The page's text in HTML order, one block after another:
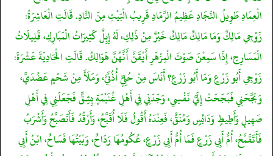
الْعِمَادِ طَوِيلُ النِّجَادِ عَظِيمُ الرَّمَادِ قَرِيبُ الْبَيْتِ مِنَ النَّادِ. قَالَتِ الْعَاشِرَةُ:
زَوْجِي مَالِكٌ وَمَا مَالِكٌ مَالِكٌ خَيْرٌ مِنْ ذَلِكِ، لَهُ إِبِلٌ كَثِيرَاتُ الْمَبَارِكِ، قَلِيلَاتُ
الْمَسَارِحِ، إِذَا سَمِعْنَ صَوْتَ الْمِزْهَرِ أَيْقَنَّ أَنَّهُنَّ هَوَالِكُ. قَالَتِ الْحَادِيَةَ عَشْرَةَ:
زَوْجِي أَبُو زَرْعٍ وَمَا أَبُو زَرْعٍ؟ أَنَاسَ مِنْ حُلِيٍّ أُذُنَيَّ، وَمَلَأَ مِنْ شَحْمٍ عَضُدَيَّ،
وَبَجَّحَنِي فَبَجَحَتْ إِلَيَّ نَفْسِي، وَجَدَنِي فِي أَهْلِ غُنَيْمَةٍ بِشِقٍّ فَجَعَلَنِي فِي أَهْلِ
صَهِيلٍ وَأَطِيطٍ وَدَائِسٍ وَمُنَقٍّ، فَعِنْدَهُ أَقُولُ فَلَا أُقَبَّحُ، وَأَرْقُدُ فَأَتَصَبَّحُ وَأَشْرَبُ
فَأَتَقَمَّحُ، أُمُّ أَبِي زَرْعٍ فَمَا أُمُّ أَبِي زَرْعٍ، عُكُومُهَا رَدَاحٌ، وَبَيْتُهَا فَسَاحٌ، ابْنُ أَبِي